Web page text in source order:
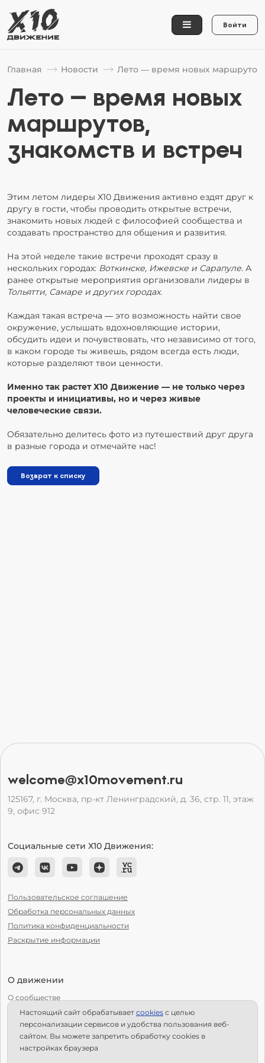
Войти
Главная Новости Лето — время новых маршрутов,
Лето — время новых
маршрутов,
знакомств и встреч
Этим летом лидеры Х10 Движения активно ездят друг к
другу в гости, чтобы проводить открытые встречи,
знакомить новых людей с философией сообщества и
создавать пространство для общения и развития.
На этой неделе такие встречи проходят сразу в
нескольких городах: Воткинске, Ижевске и Сарапуле. А
ранее открытые мероприятия организовали лидеры в
Тольятти, Самаре и других городах.
Каждая такая встреча — это возможность найти свое
окружение, услышать вдохновляющие истории,
обсудить идеи и почувствовать, что независимо от того,
в каком городе ты живешь, рядом всегда есть люди,
которые разделяют твои ценности.
Именно так растет Х10 Движение — не только через
проекты и инициативы, но и через живые
человеческие связи.
Обязательно делитесь фото из путешествий друг друга
в разные города и отмечайте нас!
Возврат к списку
welcome@x10movement.ru
125167, г. Москва, пр-кт Ленинградский, д. 36, стр. 11, этаж
9, офис 912
Социальные сети Х10 Движения:
Пользовательское соглашение
Обработка персональных данных
Политика конфиденциальности
Раскрытие информации
О движении
О сообществе
С чего начать?
Структура Х10
Как стать региональным лидером?
Настоящий сайт обрабатывает сookies с целью
персонализации сервисов и удобства пользования веб-
сайтом. Вы можете запретить обработку сookies в
настройках браузера